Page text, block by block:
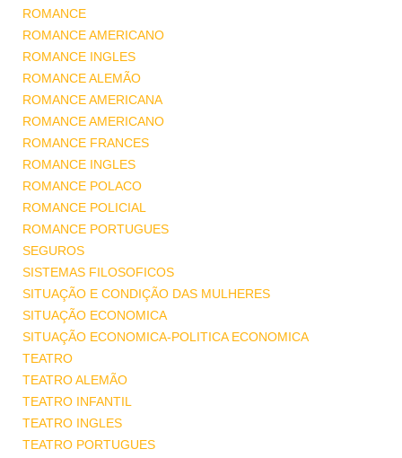
ROMANCE
ROMANCE AMERICANO
ROMANCE INGLES
ROMANCE ALEMÃO
ROMANCE AMERICANA
ROMANCE AMERICANO
ROMANCE FRANCES
ROMANCE INGLES
ROMANCE POLACO
ROMANCE POLICIAL
ROMANCE PORTUGUES
SEGUROS
SISTEMAS FILOSOFICOS
SITUAÇÃO E CONDIÇÃO DAS MULHERES
SITUAÇÃO ECONOMICA
SITUAÇÃO ECONOMICA-POLITICA ECONOMICA
TEATRO
TEATRO ALEMÃO
TEATRO INFANTIL
TEATRO INGLES
TEATRO PORTUGUES